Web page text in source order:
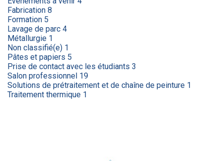
Fabrication 8
Formation 5
Lavage de parc 4
Métallurgie 1
Non classifié(e) 1
Pâtes et papiers 5
Prise de contact avec les étudiants 3
Salon professionnel 19
Solutions de prétraitement et de chaîne de peinture 1
Traitement thermique 1